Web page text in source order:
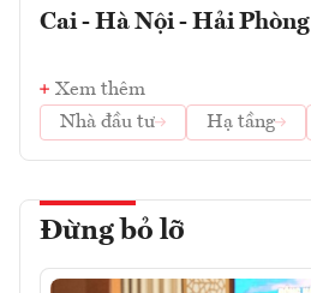
Cai - Hà Nội - Hải Phòng
Xem thêm
Nhà đầu tư
Hạ tầng
Đừng bỏ lỡ